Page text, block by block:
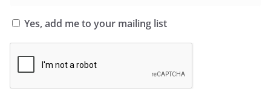
Yes, add me to your mailing list